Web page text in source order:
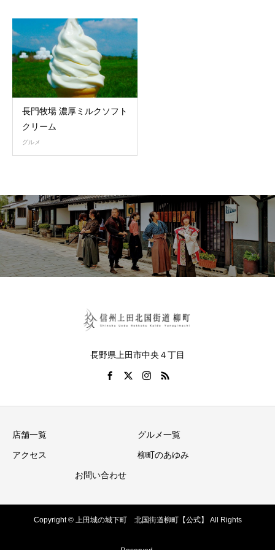
長門牧場 濃厚ミルクソフト
クリーム
グルメ
長野県上田市中央４丁目
店舗一覧 グルメ一覧
アクセス 柳町のあゆみ
お問い合わせ
Copyright © 上田城の城下町 北国街道柳町【公式】 All Rights